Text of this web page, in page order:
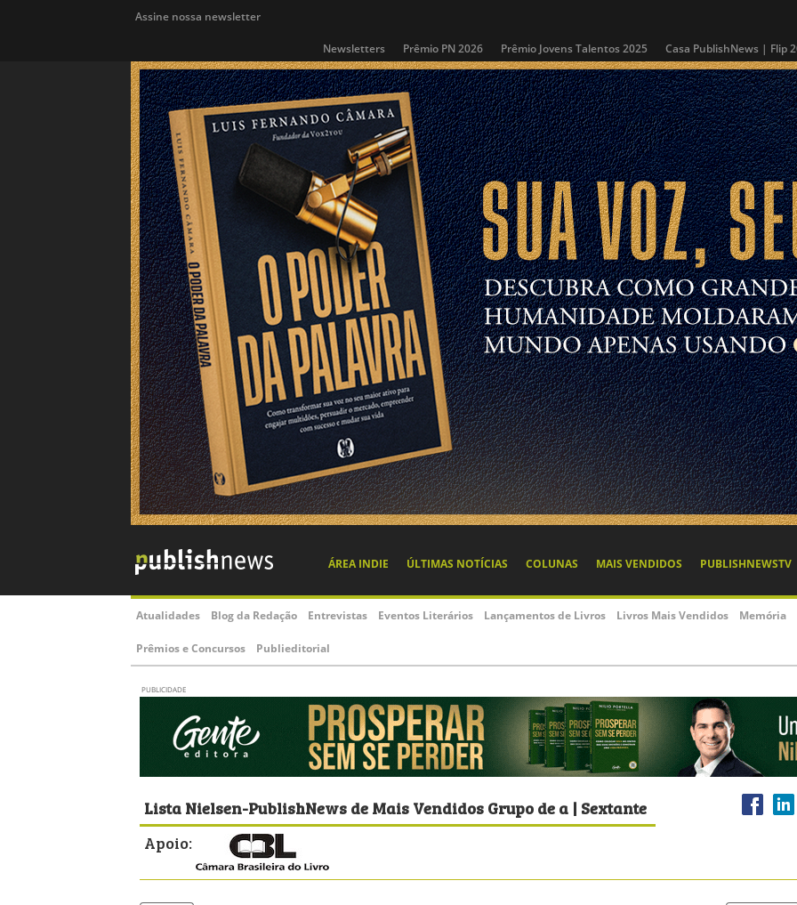
Assine nossa newsletter
Newsletters Prêmio PN 2026 Prêmio Jovens Talentos 2025 Casa PublishNews | Flip
ÁREA INDIE ÚLTIMAS NOTÍCIAS COLUNAS MAIS VENDIDOS PUBLISHNEWSTV
Atualidades Blog da Redação Entrevistas Eventos Literários Lançamentos de Livros Livros Mais Vendidos Memória
Prêmios e Concursos Publieditorial
PUBLICIDADE
Lista Nielsen-PublishNews de Mais Vendidos Grupo de a | Sextante
Apoio: